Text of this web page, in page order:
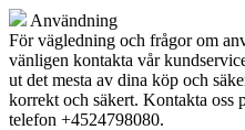
Användning
För vägledning och frågor om
vänligen kontakta vår
ut det mesta av dina köp och
korrekt och säkert. Kontakta oss
telefon +4524798080.